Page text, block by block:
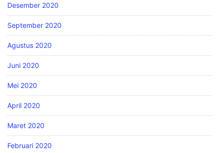
Desember 2020
September 2020
Agustus 2020
Juni 2020
Mei 2020
April 2020
Maret 2020
Februari 2020